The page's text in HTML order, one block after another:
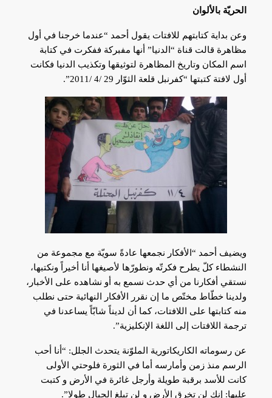
الحريّة بالألوان
وعن بداية كتابتهم للافتات يقول أحمد “عندما خرجنا في أول
مظاهرة قالت قناة “الدنيا” أنها مفبركة ففكرت في كتابة
اسم المكان وتاريخ المظاهرة لتوثيقها وتكذيب الدنيا فكانت
أول لافتة كتبتها “كفرنبل قلعة الثوّار 29‏ ‏/4 /2011”.
ويضيف أحمد “الأفكار نجمعها عادةً سويّة مع مجموعة من
النشطاء كلّ يطرح فكرتّه ونطورّها لأصيغها أنا أخيراً ونكتبها،
نستقي أفكارنا من أي حدث نسمع به أو نشاهده على الأخبار،
ولدينا خطّاط مختّص ما إن نقرر الأفكار النهائية حتى نطلب
منه كتابتها على اللافتات، كما أن لديناً شابّاً يساعدنا في
ترجمة اللافتات إلى اللغة الإنكليزية”.
عن رسوماته الكاريكاتورية الملوّنة يتحدث الجلل: “أنا أحب
الرسم منذ زمن وأمارسه أما في الثورة فلوحتي الأولى
كانت للأسد برقبة طويلة وأرجل غائرة في الأرض و كتبت
عليها: إنك لن تخرق الأرض و لن تبلغ الجبال طولا”.